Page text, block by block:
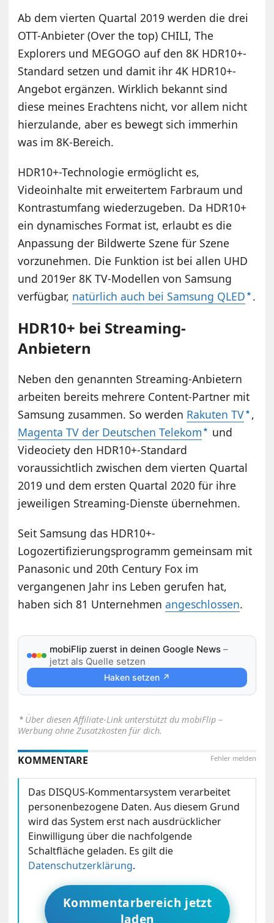
Ab dem vierten Quartal 2019 werden die drei
OTT-Anbieter (Over the top) CHILI, The
Explorers und MEGOGO auf den 8K HDR10+-
Standard setzen und damit ihr 4K HDR10+-
Angebot ergänzen. Wirklich bekannt sind
diese meines Erachtens nicht, vor allem nicht
hierzulande, aber es bewegt sich immerhin
was im 8K-Bereich.
HDR10+-Technologie ermöglicht es,
Videoinhalte mit erweitertem Farbraum und
Kontrastumfang wiederzugeben. Da HDR10+
ein dynamisches Format ist, erlaubt es die
Anpassung der Bildwerte Szene für Szene
vorzunehmen. Die Funktion ist bei allen UHD
und 2019er 8K TV-Modellen von Samsung
verfügbar, natürlich auch bei Samsung QLED .
HDR10+ bei Streaming-
Anbietern
Neben den genannten Streaming-Anbietern
arbeiten bereits mehrere Content-Partner mit
Samsung zusammen. So werden Rakuten TV ,
Magenta TV der Deutschen Telekom
und
Videociety den HDR10+-Standard
voraussichtlich zwischen dem vierten Quartal
2019 und dem ersten Quartal 2020 für ihre
jeweiligen Streaming-Dienste übernehmen.
Seit Samsung das HDR10+-
Logozertifizierungsprogramm gemeinsam mit
Panasonic und 20th Century Fox im
vergangenen Jahr ins Leben gerufen hat,
haben sich 81 Unternehmenangeschlossen.
mobiFlip zuerst in deinen Google News –
jetzt als Quelle setzen
Haken setzen ↗
⋆ Über diesen Affiliate-Link unterstützt du mobiFlip –
Werbung ohne Zusatzkosten für dich.
Fehler melden
KOMMENTARE
Das DISQUS-Kommentarsystem verarbeitet
personenbezogene Daten. Aus diesem Grund
wird das System erst nach ausdrücklicher
Einwilligung über die nachfolgende
Schaltfläche geladen. Es gilt die
Datenschutzerklärung.
Kommentarbereich jetzt
laden